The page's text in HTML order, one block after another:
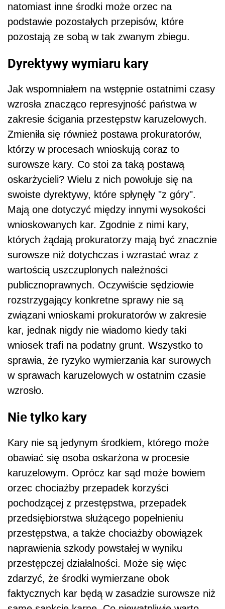
natomiast inne środki może orzec na
podstawie pozostałych przepisów, które
pozostają ze sobą w tak zwanym zbiegu.
Dyrektywy wymiaru kary
Jak wspomniałem na wstępnie ostatnimi czasy
wzrosła znacząco represyjność państwa w
zakresie ścigania przestępstw karuzelowych.
Zmieniła się również postawa prokuratorów,
którzy w procesach wnioskują coraz to
surowsze kary. Co stoi za taką postawą
oskarżycieli? Wielu z nich powołuje się na
swoiste dyrektywy, które spłynęły "z góry".
Mają one dotyczyć między innymi wysokości
wnioskowanych kar. Zgodnie z nimi kary,
których żądają prokuratorzy mają być znacznie
surowsze niż dotychczas i wzrastać wraz z
wartością uszczuplonych należności
publicznoprawnych. Oczywiście sędziowie
rozstrzygający konkretne sprawy nie są
związani wnioskami prokuratorów w zakresie
kar, jednak nigdy nie wiadomo kiedy taki
wniosek trafi na podatny grunt. Wszystko to
sprawia, że ryzyko wymierzania kar surowych
w sprawach karuzelowych w ostatnim czasie
wzrosło.
Nie tylko kary
Kary nie są jedynym środkiem, którego może
obawiać się osoba oskarżona w procesie
karuzelowym. Oprócz kar sąd może bowiem
orzec chociażby przepadek korzyści
pochodzącej z przestępstwa, przepadek
przedsiębiorstwa służącego popełnieniu
przestępstwa, a także chociażby obowiązek
naprawienia szkody powstałej w wyniku
przestępczej działalności. Może się więc
zdarzyć, że środki wymierzane obok
faktycznych kar będą w zasadzie surowsze niż